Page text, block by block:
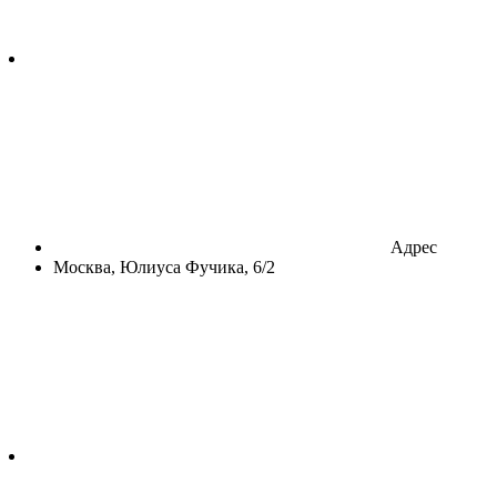
Адрес
Москва, Юлиуса Фучика, 6/2